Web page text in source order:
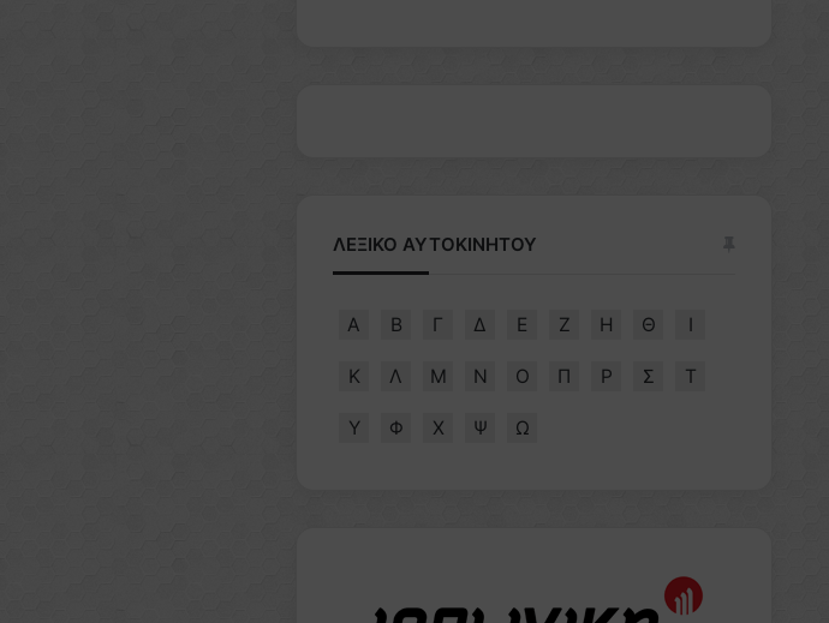
ΛΕΞΙΚΟ ΑΥΤΟΚΙΝΗΤΟΥ
Α Β Γ Δ Ε Ζ Η Θ Ι
Κ Λ Μ Ν Ο Π Ρ Σ Τ
Υ Φ Χ Ψ Ω